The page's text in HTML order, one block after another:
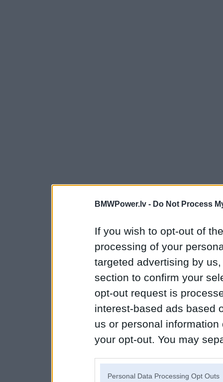
BMWPower.lv - Do Not Process
If you wish to opt-out of
processing of your
targeted advertising by
section to confirm your
opt-out request is
interest-based ads based
us or personal
your opt-out. You may
Personal Data Processing Opt Outs